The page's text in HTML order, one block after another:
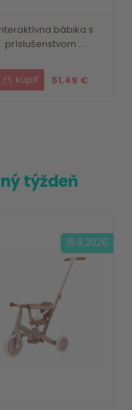
bábika s
príslušenstvom ...
51.49 €
týždeň
15.8.2026